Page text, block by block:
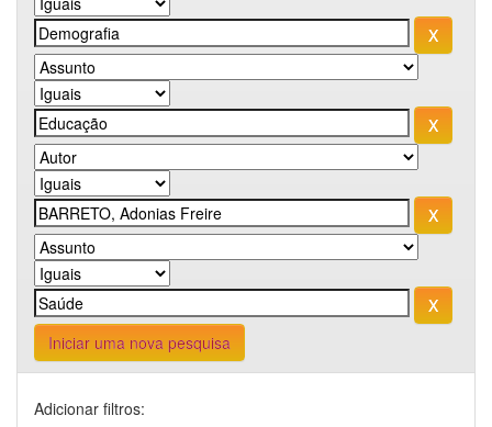
Iniciar uma nova pesquisa
Adicionar filtros: